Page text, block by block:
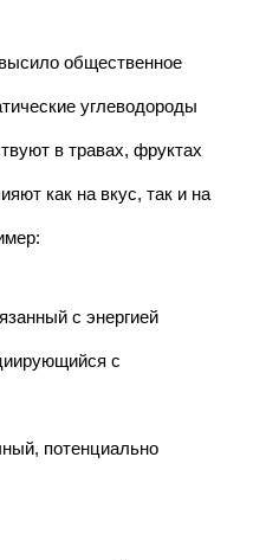
общественное
углеводороды
в травах, фруктах
как на вкус, так и на
с энергией
с
потенциально